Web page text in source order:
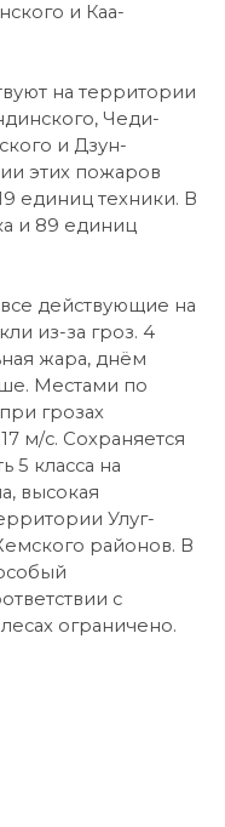
и Каа-
на территории
Чеди-
и Дзун-
этих пожаров
единиц техники. В
и 89 единиц
действующие на
из-за гроз. 4
жара, днём
Местами по
грозах
м/с. Сохраняется
5 класса на
высокая
Улуг-
районов. В
с
ограничено.